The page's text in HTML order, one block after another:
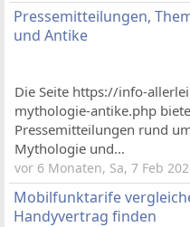
Pressemitteilungen,
und Antike
Die Seite https://info-
mythologie-antike.php
Pressemitteilungen rund
Mythologie und...
vor 6 Monaten, Sa, 7 Feb
Mobilfunktarife
Handyvertrag finden